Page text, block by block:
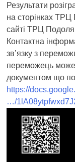
Результати
на сторінках
сайті ТРЦ
Контактна
зв’язку з
переможець
документом що
https://
…/